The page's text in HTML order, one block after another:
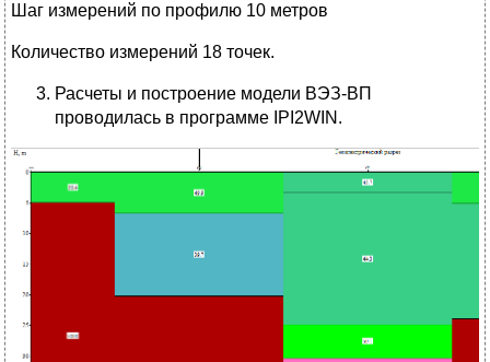
Шаг измерений по профилю 10 метров
Количество измерений 18 точек.
Расчеты и построение модели ВЭЗ-ВП
проводилась в программе IPI2WIN.